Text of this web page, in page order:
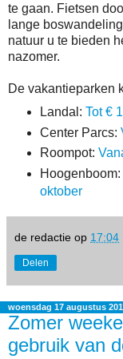
te gaan. Fietsen
lange
natuur u te bieden
nazomer.
De vakantieparken
Landal: Tot €
Center Parcs:
Roompot:
Hoogenboom:
oktober
de redactie op 17:04
Delen
woensdag 17 augustus
Zomer
gebruik van